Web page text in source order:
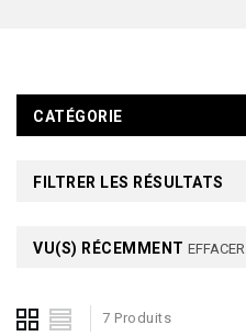
CATÉGORIE
FILTRER LES RÉSULTATS
VU(S) RÉCEMMENT EFFACER
7 Produits